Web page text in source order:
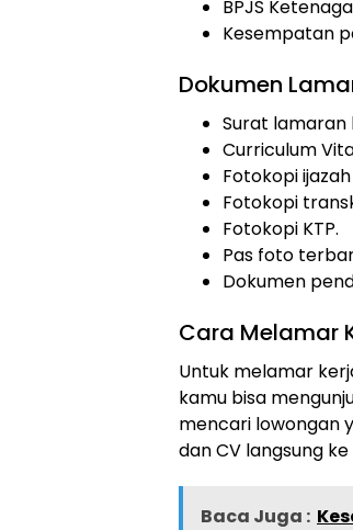
BPJS
Kesempatan
Dokumen
Surat lamaran
Curriculum
Fotokopi
Fotokopi
Fotokopi KTP.
Pas foto
Dokumen
Cara Melamar
Untuk melamar
kamu bisa
mencari lowongan
dan CV langsung
Baca Juga :